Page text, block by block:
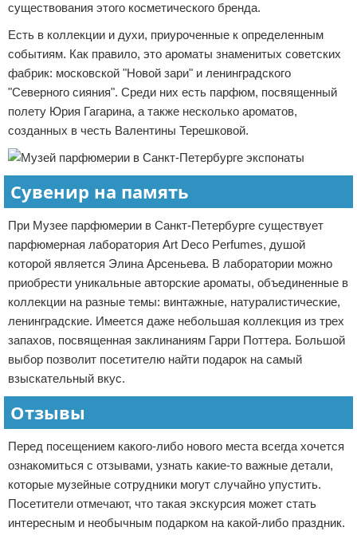
существования этого косметического бренда.
Есть в коллекции и духи, приуроченные к определенным
событиям. Как правило, это ароматы знаменитых советских
фабрик: московской "Новой зари" и ленинградского
"Северного сияния". Среди них есть парфюм, посвященный
полету Юрия Гагарина, а также несколько ароматов,
созданных в честь Валентины Терешковой.
Сувенир на память
При Музее парфюмерии в Санкт-Петербурге существует
парфюмерная лаборатория Art Deco Perfumes, душой
которой является Элина Арсеньева. В лаборатории можно
приобрести уникальные авторские ароматы, объединенные в
коллекции на разные темы: винтажные, натуралистические,
ленинградские. Имеется даже небольшая коллекция из трех
запахов, посвященная заклинаниям Гарри Поттера. Большой
выбор позволит посетителю найти подарок на самый
взыскательный вкус.
Отзывы
Перед посещением какого-либо нового места всегда хочется
ознакомиться с отзывами, узнать какие-то важные детали,
которые музейные сотрудники могут случайно упустить.
Посетители отмечают, что такая экскурсия может стать
интересным и необычным подарком на какой-либо праздник.